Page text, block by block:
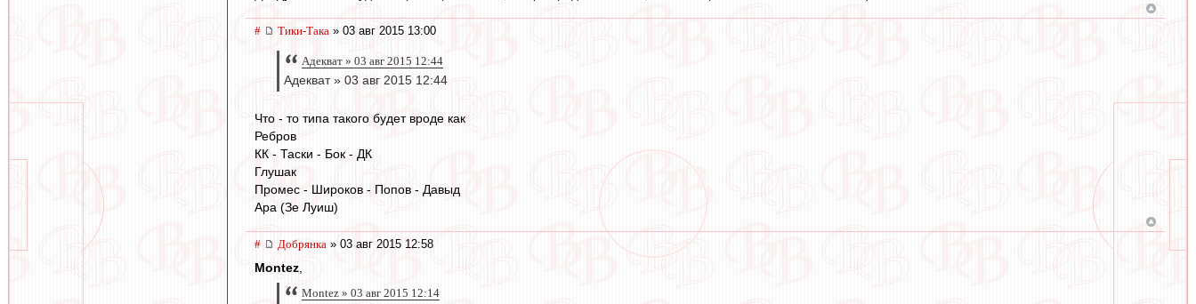
# Тики-Така » 03 авг 2015 13:00
Адекват » 03 авг 2015 12:44
Адекват » 03 авг 2015 12:44
Что - то типа такого будет вроде как
Ребров
КК - Таски - Бок - ДК
Глушак
Промес - Широков - Попов - Давыд
Ара (Зе Луиш)
# Добрянка » 03 авг 2015 12:58
Montez
Montez » 03 авг 2015 12:14